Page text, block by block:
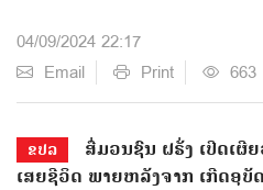
04/09/2024 22:17
Email
Print 663
ຂປລ
ສື່ມວນຊົນ ຝຣັ່ງ ເປີດເຜີ
ເສຍຊີວິດ ພາຍຫລັງຈາກ ເກີດອຸບັ